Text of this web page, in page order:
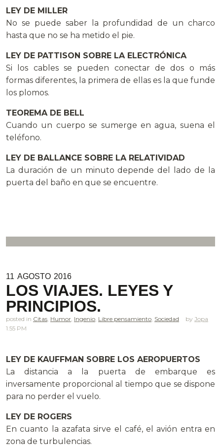
LEY DE MILLER
No se puede saber la profundidad de un charco
hasta que no se ha metido el pie.
LEY DE PATTISON SOBRE LA ELECTRÓNICA
Si los cables se pueden conectar de dos o más
formas diferentes, la primera de ellas es la que funde
los plomos.
TEOREMA DE BELL
Cuando un cuerpo se sumerge en agua, suena el
teléfono.
LEY DE BALLANCE SOBRE LA RELATIVIDAD
La duración de un minuto depende del lado de la
puerta del baño en que se encuentre.
11 AGOSTO 2016
LOS VIAJES. LEYES Y
PRINCIPIOS.
posted in Citas, Humor, Ingenio, Libre pensamiento, Sociedad
Jopa
1.55 PM
LEY DE KAUFFMAN SOBRE LOS AEROPUERTOS
La distancia a la puerta de embarque es
inversamente proporcional al tiempo que se dispone
para no perder el vuelo.
LEY DE ROGERS
En cuanto la azafata sirve el café, el avión entra en
zona de turbulencias.